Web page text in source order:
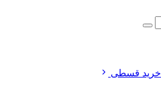
خرید قسطی